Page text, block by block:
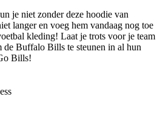
je niet zonder deze hoodie van
langer en voeg hem vandaag nog toe
kleding! Laat je trots voor je team
de Buffalo Bills te steunen in al hun
Bills!